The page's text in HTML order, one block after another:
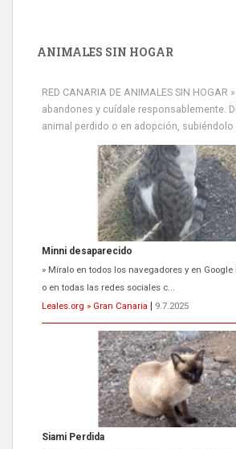
ANIMALES SIN HOGAR
RED CANARIA DE ANIMALES SIN HOGAR
abandones y cuídale responsablemente.
animal perdido o en adopción, subiéndolo
Minni desaparecido
» Míralo en todos los navegadores y en Google
o en todas las redes sociales c...
Leales.org » Gran Canaria
9.7.2025
Siami Perdida